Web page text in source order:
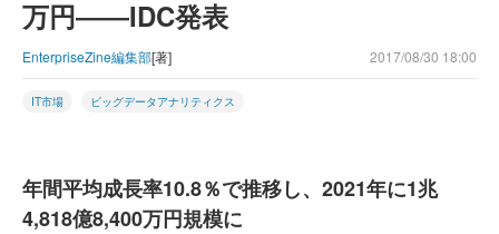
万円――IDC発表
EnterpriseZine編集部[著] 2017/08/30 18:00
IT市場 ビッグデータアナリティクス
年間平均成長率10.8％で推移し、2021年に1兆
4,818億8,400万円規模に